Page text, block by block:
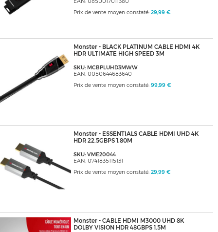
EAN: 0850017011380
Prix de vente moyen constaté: 29,99 €
Monster - BLACK PLATINUM CABLE HDMI 4K
HDR ULTIMATE HIGH SPEED 3M
SKU: MCBPLUHD3MWW
EAN: 0050644683640
Prix de vente moyen constaté: 99,99 €
Monster - ESSENTIALS CABLE HDMI UHD 4K
HDR 22.5GBPS 1,80M
SKU: VME20044
EAN: 0741835115131
Prix de vente moyen constaté: 29,99 €
Monster - CABLE HDMI M3000 UHD 8K
DOLBY VISION HDR 48GBPS 1.5M